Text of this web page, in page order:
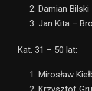
Damian
Jan Kita –
Kat. 31 – 50 lat:
Mirosław